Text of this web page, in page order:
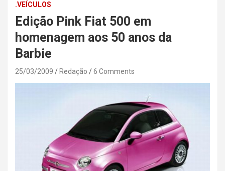
.VEÍCULOS
Edição Pink Fiat 500 em
homenagem aos 50 anos da
Barbie
25/03/2009 Redação 6 Comments